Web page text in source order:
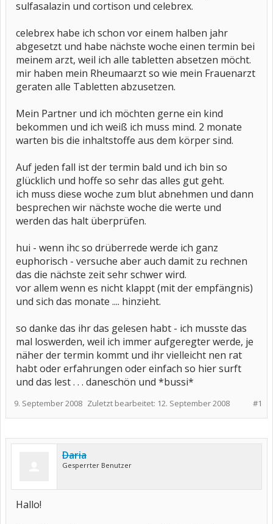
sulfasalazin und cortison und celebrex.
celebrex habe ich schon vor einem halben jahr
abgesetzt und habe nächste woche einen termin bei
meinem arzt, weil ich alle tabletten absetzen möcht.
mir haben mein Rheumaarzt so wie mein Frauenarzt
geraten alle Tabletten abzusetzen.
Mein Partner und ich möchten gerne ein kind
bekommen und ich weiß ich muss mind. 2 monate
warten bis die inhaltstoffe aus dem körper sind.
Auf jeden fall ist der termin bald und ich bin so
glücklich und hoffe so sehr das alles gut geht.
ich muss diese woche zum blut abnehmen und dann
besprechen wir nächste woche die werte und
werden das halt überprüfen.
hui - wenn ihc so drüberrede werde ich ganz
euphorisch - versuche aber auch damit zu rechnen
das die nächste zeit sehr schwer wird.
vor allem wenn es nicht klappt (mit der empfängnis)
und sich das monate .... hinzieht.
so danke das ihr das gelesen habt - ich musste das
mal loswerden, weil ich immer aufgeregter werde, je
näher der termin kommt und ihr vielleicht nen rat
habt oder erfahrungen oder einfach so hier surft
und das lest . . . daneschön und *bussi*
#1
9. September 2008 Zuletzt bearbeitet: 12. September 2008
Daria
Gesperrter Benutzer
Hallo!